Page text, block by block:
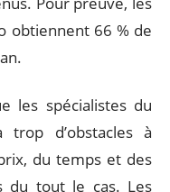
obtiennent 66 % de
les spécialistes du
d’obstacles à
du temps et des
du tout le cas. Les